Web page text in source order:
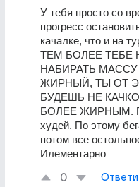
У тебя просто со
прогресс
качалке, что и на
ТЕМ БОЛЕЕ ТЕБЕ
НАБИРАТЬ
ЖИРНЫЙ, ТЫ ОТ
БУДЕШЬ НЕ
БОЛЕЕ ЖИРНЫМ.
худей. По этому
потом все
Илементарно
0